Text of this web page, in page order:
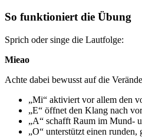
So funktioniert die Übung
Sprich oder singe die Lautfolge:
Mieao
Achte dabei bewusst auf die
„Mi“ aktiviert vor allem den
„E“ öffnet den Klang nach
„A“ schafft Raum im Mund-
„O“ unterstützt einen runden,